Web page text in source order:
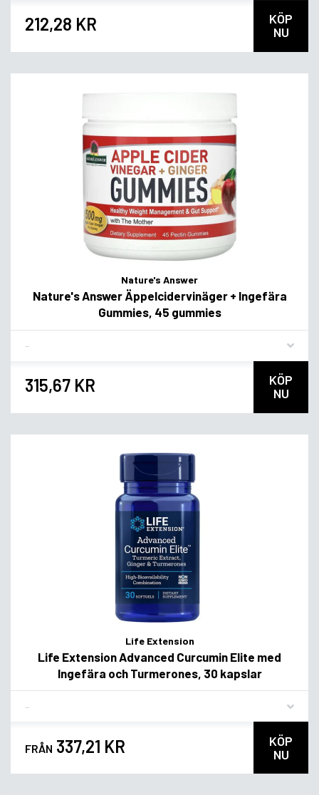
212,28 KR
KÖP
NU
Nature's Answer
Nature's Answer Äppelcidervinäger + Ingefära
Gummies, 45 gummies
315,67 KR
KÖP
NU
Life Extension
Life Extension Advanced Curcumin Elite med
Ingefära och Turmerones, 30 kapslar
FRÅN 337,21 KR
KÖP
NU